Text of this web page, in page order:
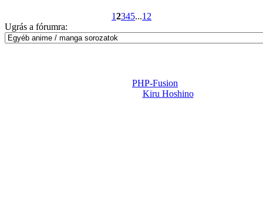
12345...12
Ugrás a fórumra:
PHP-Fusion
Kiru Hoshino